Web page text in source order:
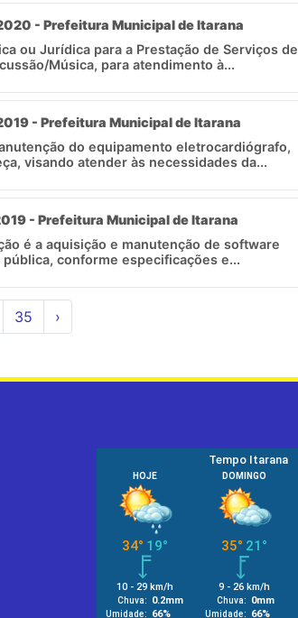
- Prefeitura Municipal de Itarana
ou Jurídica para a Prestação de Serviços de
Música, para atendimento à...
- Prefeitura Municipal de Itarana
do equipamento eletrocardiógrafo,
visando atender às necessidades da...
- Prefeitura Municipal de Itarana
é a aquisição e manutenção de software
conforme especificações e...
35 ›